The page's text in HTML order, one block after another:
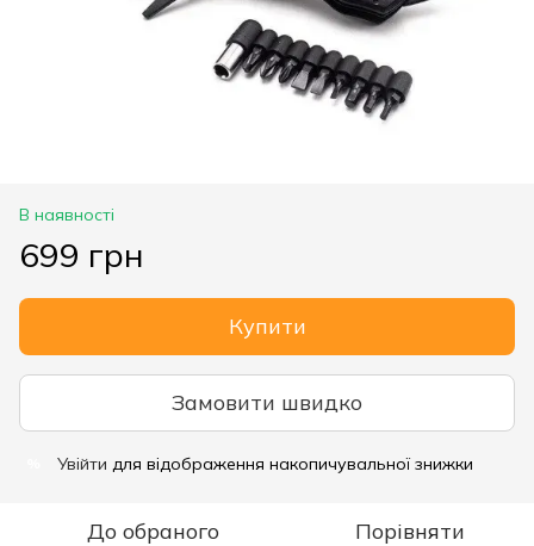
В наявності
699 грн
Купити
Замовити швидко
Увійти для відображення накопичувальної знижки
До обраного Порівняти